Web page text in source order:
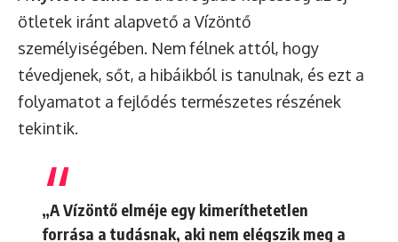
ötletek iránt alapvető a Vízöntő
személyiségében. Nem félnek attól, hogy
tévedjenek, sőt, a hibáikból is tanulnak, és ezt a
folyamatot a fejlődés természetes részének
tekintik.
„A Vízöntő elméje egy kimeríthetetlen
forrása a tudásnak, aki nem elégszik meg a